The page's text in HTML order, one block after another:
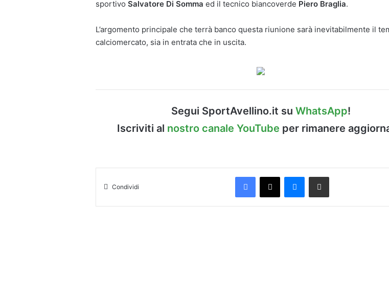
sportivo Salvatore Di Somma ed il tecnico biancoverde Piero Braglia.
L’argomento principale che terrà banco questa riunione sarà inevitabilmente il
calciomercato, sia in entrata che in uscita.
Segui SportAvellino.it su WhatsApp!
Iscriviti al nostro canale YouTube per rimanere
Condividi
Facebook
X Messenger
Condividi via Email